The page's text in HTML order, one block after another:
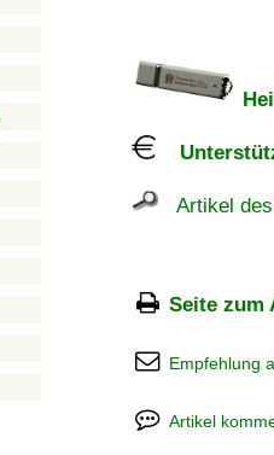
Artikel des
Seite zum
Empfehlung
Artikel